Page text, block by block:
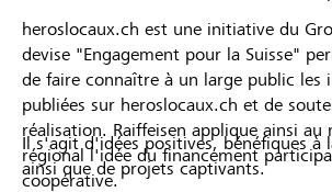
heroslocaux.ch est une initiative du
devise "Engagement pour la Suisse"
de faire connaître à un large public les
publiées sur heroslocaux.ch et de
réalisation. Raiffeisen applique ainsi au
régional l'idée du financement
coopérative.
Il s'agit d'idées positives, bénéfiques à
ainsi que de projets captivants.